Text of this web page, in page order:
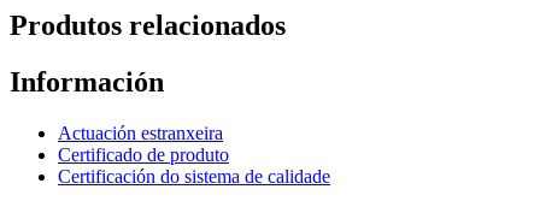
Produtos relacionados
Información
Actuación estranxeira
Certificado de produto
Certificación do sistema de calidade